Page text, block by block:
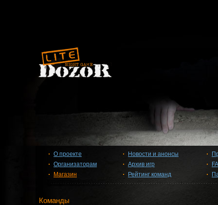
О проекте
Организаторам
Магазин
Новости и анонсы
Архив игр
Рейтинг команд
Команды